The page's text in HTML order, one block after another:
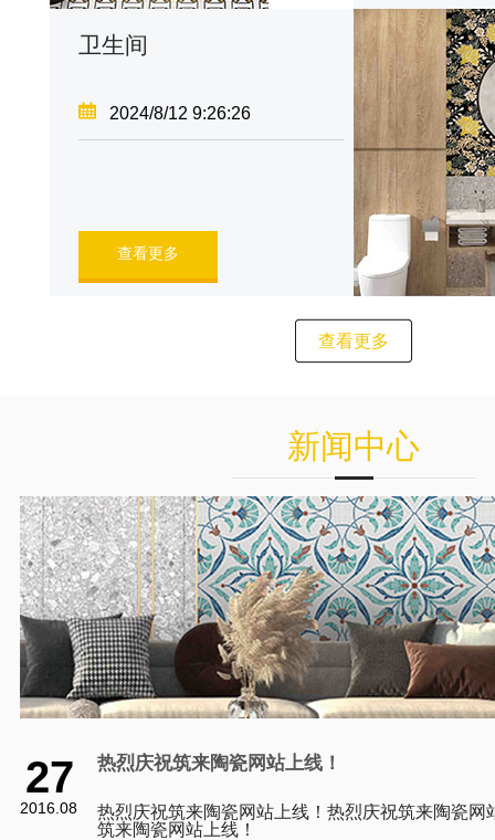
卫生间
2024/8/12 9:26:26
查看更多
查看更多
新闻中心
27
2016.08
热烈庆祝筑来陶瓷网站上线！
热烈庆祝筑来陶瓷网站上线！热烈庆祝筑来陶瓷网
筑来陶瓷网站上线！